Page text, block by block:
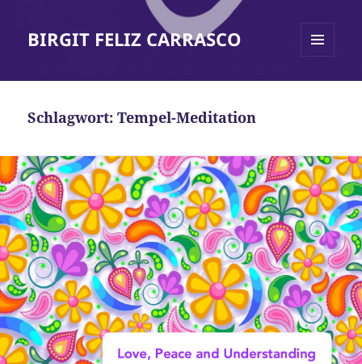
BIRGIT FELIZ CARRASCO
Schlagwort:Tempel-Meditation